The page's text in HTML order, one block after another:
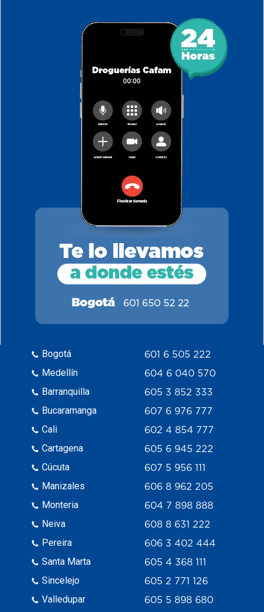
Bogotá
Medellín
Barranquilla
Bucaramanga
Cali
Cartagena
Cúcuta
Manizales
Monteria
Neiva
Pereira
Santa Marta
Sincelejo
Valledupar
601 6 505 222
604 6 040 570
605 3 852 333
607 6 976 777
602 4 854 777
605 6 945 222
607 5 956 111
606 8 962 205
604 7 898 888
608 8 631 222
606 3 402 444
605 4 368 111
605 2 771 126
605 5 898 680